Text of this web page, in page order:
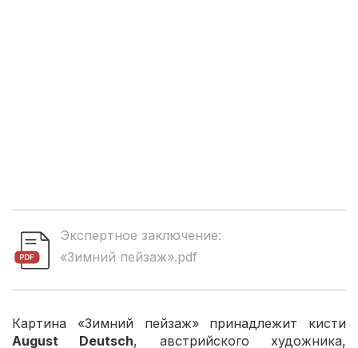
Экспертное заключение:
«Зимний пейзаж».pdf
Картина «Зимний пейзаж» принадлежит кисти
August Deutsch, австрийского художника,